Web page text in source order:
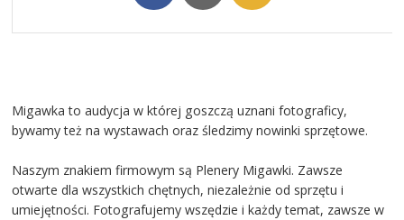
Migawka to audycja w której goszczą uznani fotograficy,
bywamy też na wystawach oraz śledzimy nowinki sprzętowe.
Naszym znakiem firmowym są Plenery Migawki. Zawsze
otwarte dla wszystkich chętnych, niezależnie od sprzętu i
umiejętności. Fotografujemy wszędzie i każdy temat, zawsze w